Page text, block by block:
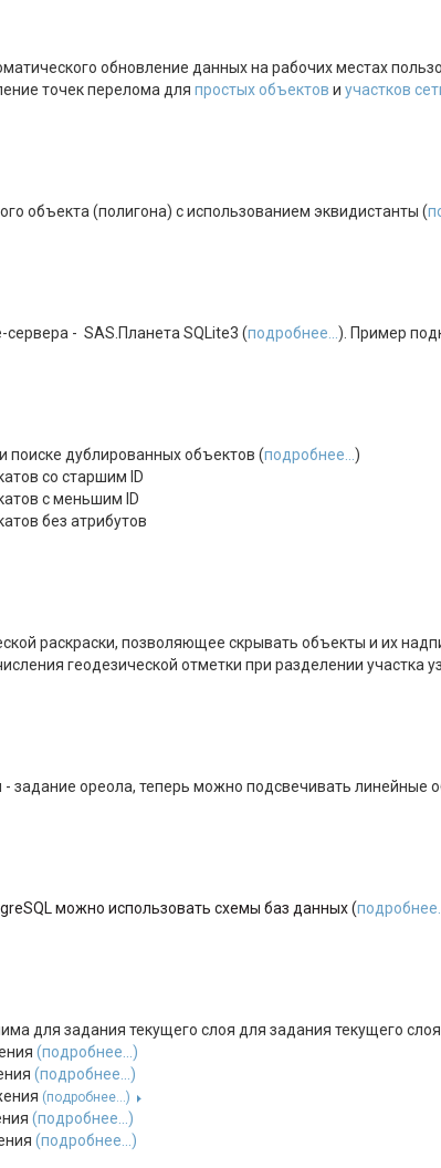
обновление данных на рабочих местах
точек перелома для простых объектов и участков
объекта (полигона) с использованием эквидистанты (
- SAS.Планета SQLite3 (подробнее... ). Пример
поиске дублированных объектов (подробнее... )
со старшим ID
с меньшим ID
без атрибутов
раскраски, позволяющее скрывать объекты и их
геодезической отметки при разделении участка
- задание ореола, теперь можно подсвечивать
можно использовать схемы баз данных (подробнее...
для задания текущего слоя для задания текущего
(подробнее...)
(подробнее...)
(подробнее...)
(подробнее...)
(подробнее...)